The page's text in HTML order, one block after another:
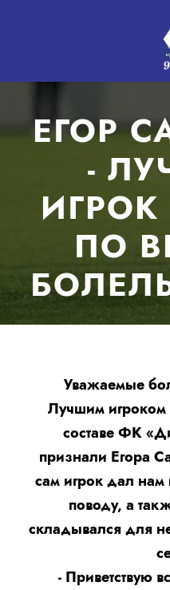
ЕГОР
-
ПО
Уважаемые
Лучшим игроком
составе ФК
признали Егора
сам игрок дал нам
поводу, а
складывался для
- Приветствую